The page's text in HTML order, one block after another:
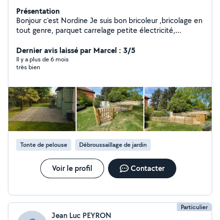
Présentation
Bonjour c'est Nordine Je suis bon bricoleur ,bricolage en
tout genre, parquet carrelage petite électricité,
aménagement de la maison Jardinier et entretien
espaces verts.Taille de haie, tonte ,désherbage. Je
fabrique des terrasses bois
Dernier avis laissé par Marcel : 3/5
Il y a plus de 6 mois
très bien
Tonte de pelouse Débroussaillage de jardin
Voir le profil Contacter
Particulier
Jean Luc PEYRON